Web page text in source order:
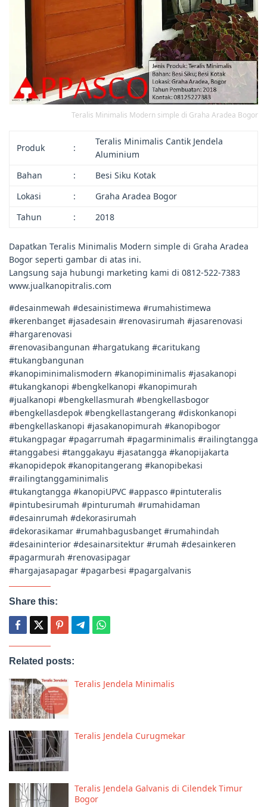
Teralis Minimalis Modern simple di Graha Aradea Bogor
Produk :
Teralis Minimalis Cantik Jendela
Aluminium
Bahan
:
Besi Siku Kotak
Lokasi
:
Graha Aradea Bogor
Tahun
: 2018
Dapatkan Teralis Minimalis Modern simple di Graha Aradea
Bogor seperti gambar di atas ini.
Langsung saja hubungi marketing kami di 0812-522-7383
www.jualkanopitralis.com
#desainmewah #desainistimewa #rumahistimewa
#kerenbanget #jasadesain #renovasirumah #jasarenovasi
#hargarenovasi
#renovasibangunan #hargatukang #caritukang
#tukangbangunan
#kanopiminimalismodern #kanopiminimalis #jasakanopi
#tukangkanopi #bengkelkanopi #kanopimurah
#jualkanopi #bengkellasmurah #bengkellasbogor
#bengkellasdepok #bengkellastangerang #diskonkanopi
#bengkellaskanopi #jasakanopimurah #kanopibogor
#tukangpagar #pagarrumah #pagarminimalis #railingtangga
#tanggabesi #tanggakayu #jasatangga #kanopijakarta
#kanopidepok #kanopitangerang #kanopibekasi
#railingtanggaminimalis
#tukangtangga #kanopiUPVC #appasco #pintuteralis
#pintubesirumah #pinturumah #rumahidaman
#desainrumah #dekorasirumah
#dekorasikamar #rumahbagusbanget #rumahindah
#desaininterior #desainarsitektur #rumah #desainkeren
#pagarmurah #renovasipagar
#hargajasapagar #pagarbesi #pagargalvanis
Share this:
Related posts:
Teralis Jendela Minimalis
Teralis Jendela Curugmekar
Teralis Jendela Galvanis di Cilendek Timur
Bogor